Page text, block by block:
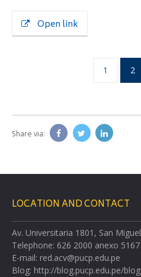
Open link
1 2
Share via:
LOCATION AND CONTACT
Av. Universitaria 1801, San
Telephone: 626 2000 anexo 5167
E-mail: red.acv@pucp.edu.pe
Blog: http://blog.pucp.edu.pe/